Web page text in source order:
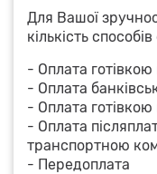
Для Вашої
кількість
- Оплата готівкою
- Оплата
- Оплата
- Оплата
транспортною
- Передоплата